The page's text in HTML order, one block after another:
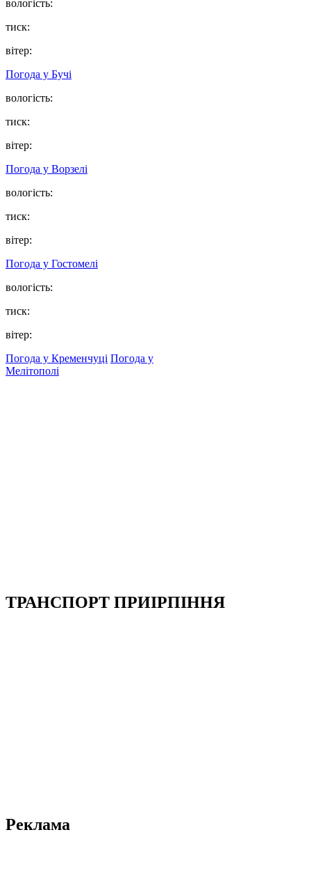
вологість:
тиск:
вітер:
Погода у Бучі
вологість:
тиск:
вітер:
Погода у Ворзелі
вологість:
тиск:
вітер:
Погода у Гостомелі
вологість:
тиск:
вітер:
Погода у Кременчуці Погода у
Мелітополі
ТРАНСПОРТ ПРИІРПІННЯ
Реклама